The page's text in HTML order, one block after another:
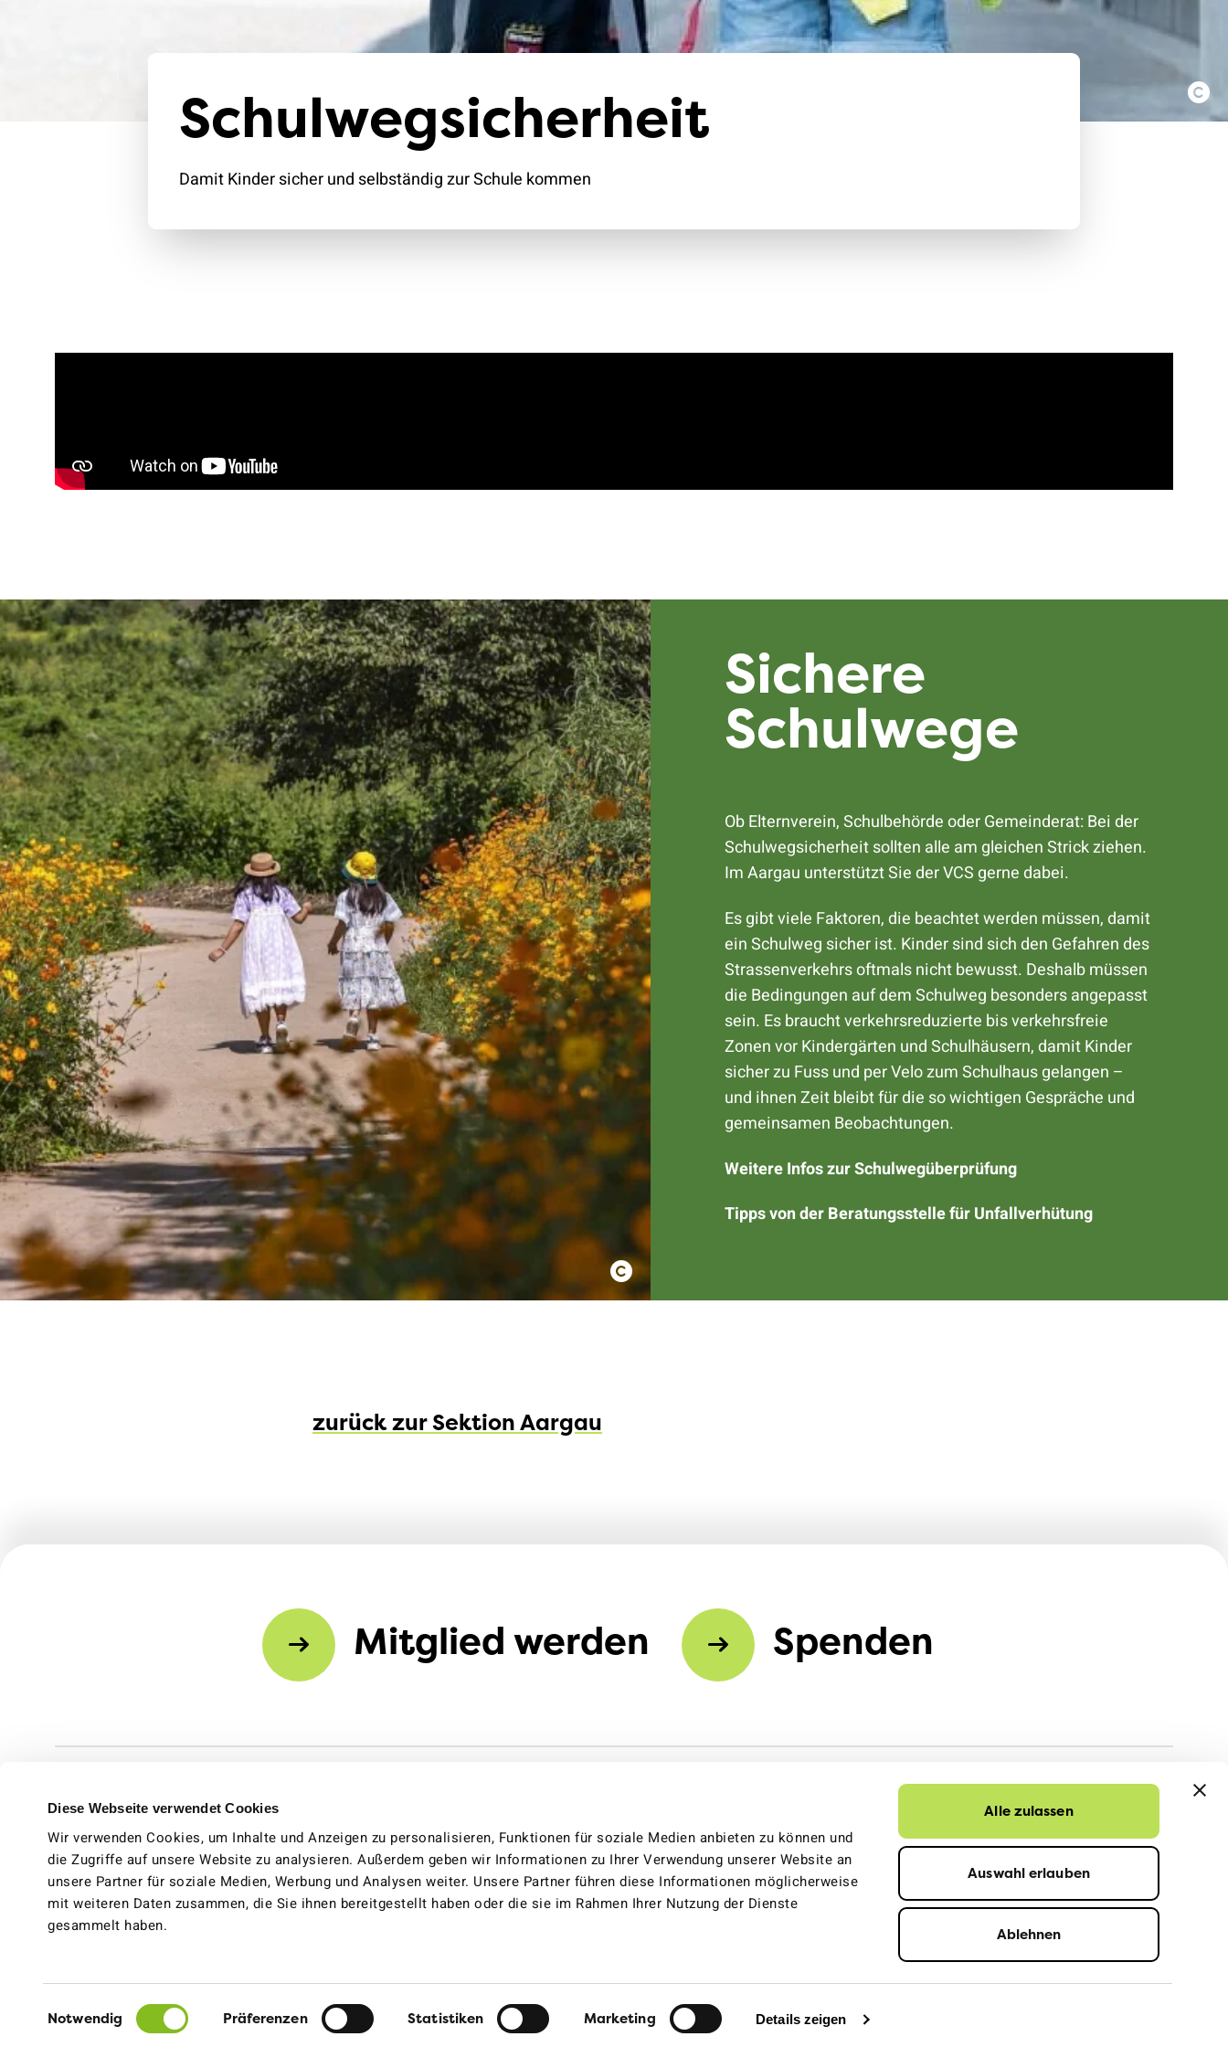
Diese Webseite verwendet Cookies
Wir verwenden Cookies, um Inhalte und Anzeigen zu personalisieren, Funktionen für soziale Medien anbieten zu können und
die Zugriffe auf unsere Website zu analysieren. Außerdem geben wir Informationen zu Ihrer Verwendung unserer Website an
unsere Partner für soziale Medien, Werbung und Analysen weiter. Unsere Partner führen diese Informationen möglicherweise
mit weiteren Daten zusammen, die Sie ihnen bereitgestellt haben oder die sie im Rahmen Ihrer Nutzung der Dienste
gesammelt haben.
Einwilligungsauswahl
Notwendig Präferenzen Statistiken Marketing Details zeigen
Alle zulassen
Auswahl erlauben
Ablehnen
Schulwegsicherheit
Damit Kinder sicher und selbständig zur Schule kommen
Sichere
Schulwege
Ob Elternverein, Schulbehörde oder Gemeinderat: Bei der
Schulwegsicherheit sollten alle am gleichen Strick ziehen.
Im Aargau unterstützt Sie der VCS gerne dabei.
Es gibt viele Faktoren, die beachtet werden müssen, damit
ein Schulweg sicher ist. Kinder sind sich den Gefahren des
Strassenverkehrs oftmals nicht bewusst. Deshalb müssen
die Bedingungen auf dem Schulweg besonders angepasst
sein. Es braucht verkehrsreduzierte bis verkehrsfreie
Zonen vor Kindergärten und Schulhäusern, damit Kinder
sicher zu Fuss und per Velo zum Schulhaus gelangen –
und ihnen Zeit bleibt für die so wichtigen Gespräche und
gemeinsamen Beobachtungen.
Weitere Infos zur Schulwegüberprüfung
Tipps von der Beratungsstelle für Unfallverhütung
zurück zur Sektion Aargau
Mitglied werden Spenden